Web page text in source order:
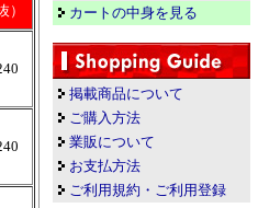
）
カートの中身を見る
掲載商品について
ご購入方法
業販について
お支払方法
ご利用規約・ご利用登録